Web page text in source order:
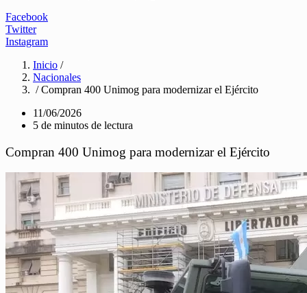
Facebook
Twitter
Instagram
Inicio /
Nacionales
/ Compran 400 Unimog para modernizar el Ejército
11/06/2026
5 de minutos de lectura
Compran 400 Unimog para modernizar el Ejército